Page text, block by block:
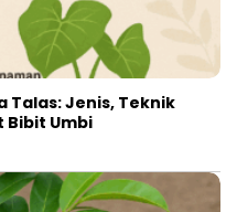
Talas: Jenis, Teknik
Bibit Umbi